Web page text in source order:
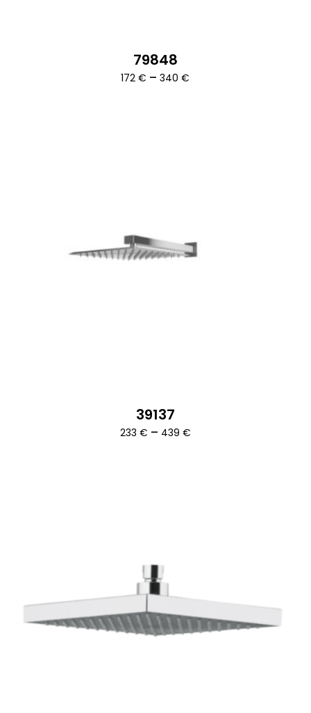
79848
172€ – 340€
39137
233 € – 439 €Ártartomány: